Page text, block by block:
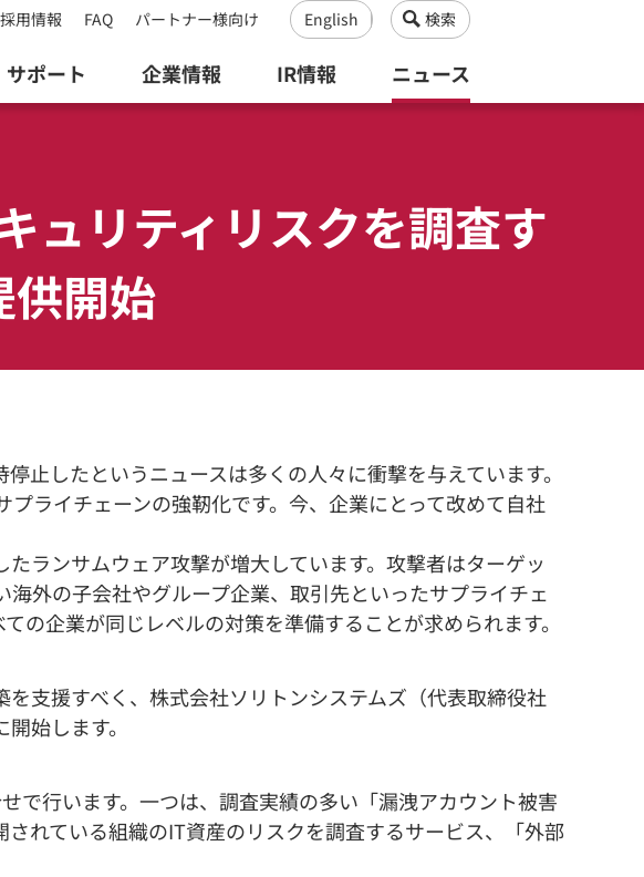
採用情報 FAQ パートナー様向け English 検索
サポート 企業情報 IR情報 ニュース
ュリティリスクを調査す
供開始
止したというニュースは多くの人々に衝撃を与えています。
ライチェーンの強靭化です。今、企業にとって改めて自社
ランサムウェア攻撃が増大しています。攻撃者はターゲッ
外の子会社やグループ企業、取引先といったサプライチェ
の企業が同じレベルの対策を準備することが求められます。
支援すべく、株式会社ソリトンシステムズ（代表取締役社
始します。
で行います。一つは、調査実績の多い「漏洩アカウント被害
れている組織のIT資産のリスクを調査するサービス、「外部